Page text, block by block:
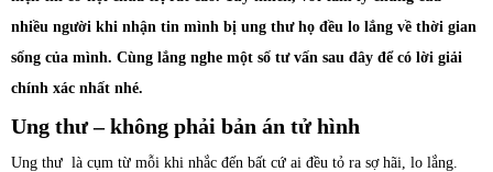
nhiều người khi nhận tin mình bị ung thư họ đều lo lắng về thời gian
sống của mình. Cùng lắng nghe một số tư vấn sau đây để có lời giải
chính xác nhất nhé.
Ung thư – không phải bản án tử hình
Ung thư là cụm từ mỗi khi nhắc đến bất cứ ai đều tỏ ra sợ hãi, lo lắng.